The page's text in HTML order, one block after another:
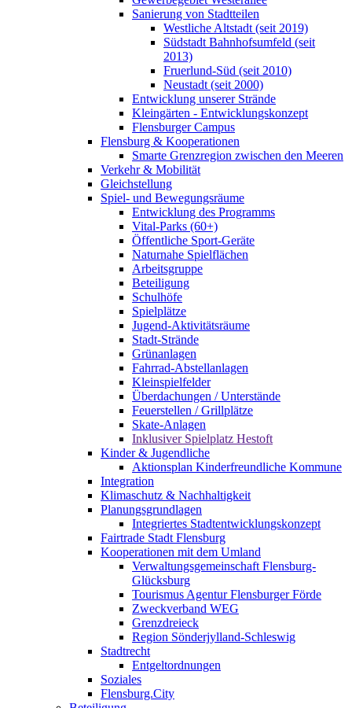
Sanierung von Stadtteilen
Westliche Altstadt (seit 2019)
Südstadt Bahnhofsumfeld (seit
2013)
Fruerlund-Süd (seit 2010)
Neustadt (seit 2000)
Entwicklung unserer Strände
Kleingärten - Entwicklungskonzept
Flensburger Campus
Flensburg & Kooperationen
Smarte Grenzregion zwischen den Meeren
Verkehr & Mobilität
Gleichstellung
Spiel- und Bewegungsräume
Entwicklung des Programms
Vital-Parks (60+)
Öffentliche Sport-Geräte
Naturnahe Spielflächen
Arbeitsgruppe
Beteiligung
Schulhöfe
Spielplätze
Jugend-Aktivitätsräume
Stadt-Strände
Grünanlagen
Fahrrad-Abstellanlagen
Kleinspielfelder
Überdachungen / Unterstände
Feuerstellen / Grillplätze
Skate-Anlagen
Inklusiver Spielplatz Hestoft
Kinder & Jugendliche
Aktionsplan Kinderfreundliche Kommune
Integration
Klimaschutz & Nachhaltigkeit
Planungsgrundlagen
Integriertes Stadtentwicklungskonzept
Fairtrade Stadt Flensburg
Kooperationen mit dem Umland
Verwaltungsgemeinschaft Flensburg-
Glücksburg
Tourismus Agentur Flensburger Förde
Zweckverband WEG
Grenzdreieck
Region Sönderjylland-Schleswig
Stadtrecht
Entgeltordnungen
Soziales
Flensburg.City